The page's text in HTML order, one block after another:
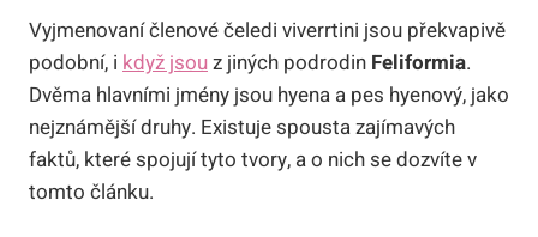
Vyjmenovaní členové čeledi viverrtini jsou překvapivě
podobní, i když jsouz jiných podrodin Feliformia.
Dvěma hlavními jmény jsou hyena a pes hyenový, jako
nejznámější druhy. Existuje spousta zajímavých
faktů, které spojují tyto tvory, a o nich se dozvíte v
tomto článku.